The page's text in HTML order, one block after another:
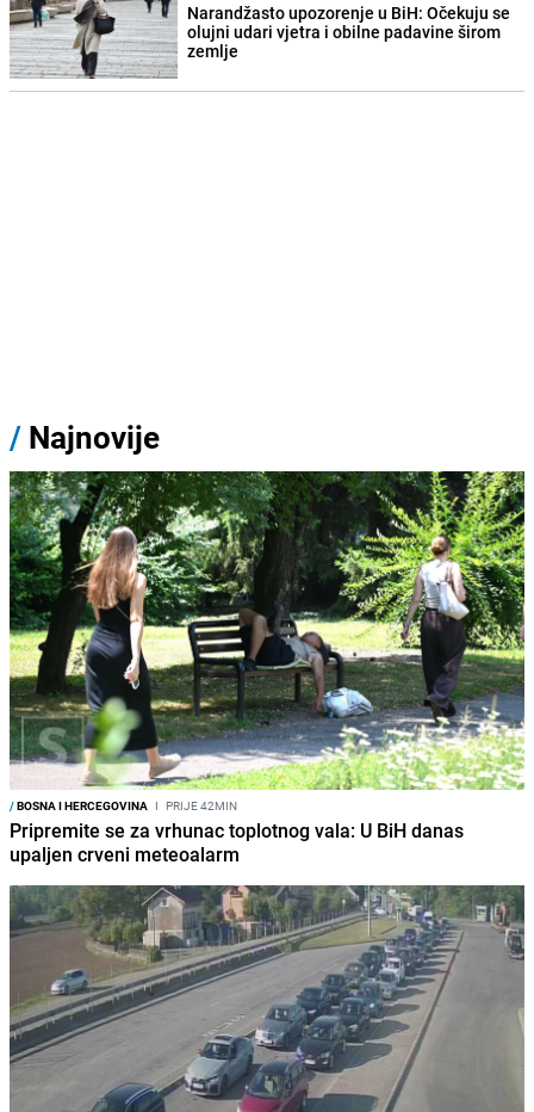
Narandžasto upozorenje u BiH: Očekuju se
olujni udari vjetra i obilne padavine širom
zemlje
/ Najnovije
/BOSNA I HERCEGOVINA I PRIJE 42MIN
Pripremite se za vrhunac toplotnog vala: U BiH danas
upaljen crveni meteoalarm